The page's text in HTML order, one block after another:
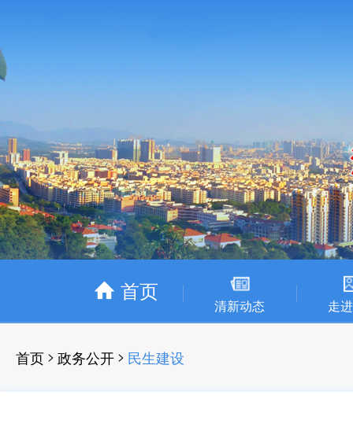
首页
清新动态 走
首页 > 政务公开 > 民生建设